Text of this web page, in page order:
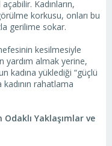
Kadınların,
korkusu, onları bu
gerilime sokar.
kesilmesiyle
yardım almak yerine,
kadına yüklediği “güçlü
rahatlama
Yaklaşımlar ve